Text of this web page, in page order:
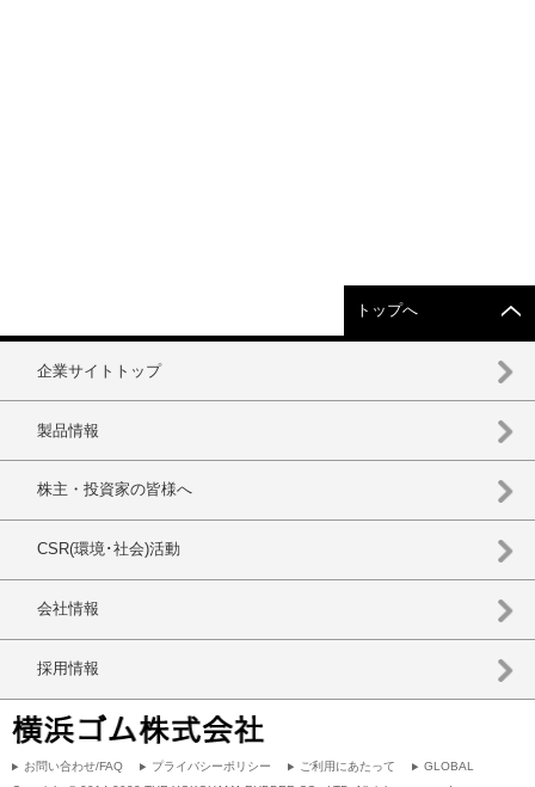
トップへ
企業サイトトップ
製品情報
株主・投資家の皆様へ
CSR(環境･社会)活動
会社情報
採用情報
お問い合わせ/FAQ プライバシーポリシー ご利用にあたって
GLOBAL